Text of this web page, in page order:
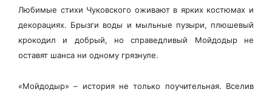
Любимые стихи Чуковского оживают в ярких костюмах и
декорациях. Брызги воды и мыльные пузыри, плюшевый
крокодил и добрый, но справедливый Мойдодыр не
оставят шанса ни одному грязнуле.
«Мойдодыр» – история не только поучительная. Вселив